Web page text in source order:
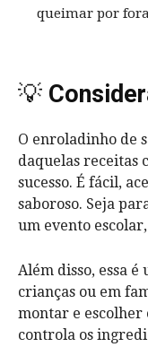
queimar por
💡
O enroladinho de
daquelas receitas
sucesso. É fácil,
saboroso. Seja
um evento
Além disso, essa
crianças ou em
montar e escolher
controla os